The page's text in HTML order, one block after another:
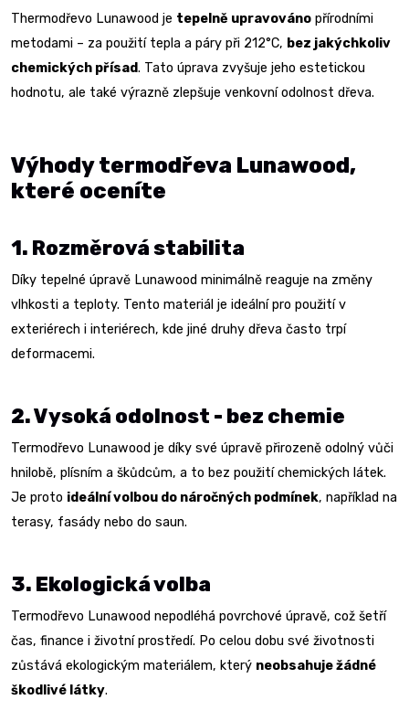
Thermodřevo Lunawood je tepelně upravováno přírodními
metodami – za použití tepla a páry při 212°C, bez jakýchkoliv
chemických přísad. Tato úprava zvyšuje jeho estetickou
hodnotu, ale také výrazně zlepšuje venkovní odolnost dřeva.
Výhody termodřeva Lunawood,
které oceníte
1. Rozměrová stabilita
Díky tepelné úpravě Lunawood minimálně reaguje na změny
vlhkosti a teploty. Tento materiál je ideální pro použití v
exteriérech i interiérech, kde jiné druhy dřeva často trpí
deformacemi.
2. Vysoká odolnost - bez chemie
Termodřevo Lunawood je díky své úpravě přirozeně odolný vůči
hnilobě, plísním a škůdcům, a to bez použití chemických látek.
Je proto ideální volbou do náročných podmínek, například na
terasy, fasády nebo do saun.
3. Ekologická volba
Termodřevo Lunawood nepodléhá povrchové úpravě, což šetří
čas, finance i životní prostředí. Po celou dobu své životnosti
zůstává ekologickým materiálem, který neobsahuje žádné
škodlivé látky.